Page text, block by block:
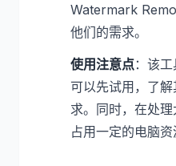
Watermark
他们的需求。
使用注意点：该
可以先试用，了
求。同时，在处
占用一定的电脑资